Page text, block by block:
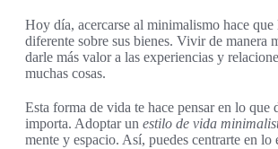
Hoy día, acercarse al minimalismo hace que
diferente sobre sus bienes. Vivir de manera
darle más valor a las experiencias y
muchas cosas.
Esta forma de vida te hace pensar en lo que
importa. Adoptar un estilo de vida
mente y espacio. Así, puedes centrarte en lo